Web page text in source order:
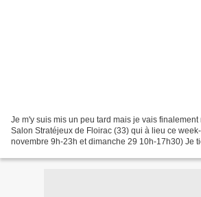
Je m'y suis mis un peu tard mais je vais
Salon Stratéjeux de Floirac (33) qui à lieu ce
novembre 9h-23h et dimanche 29 10h-17h30) Je